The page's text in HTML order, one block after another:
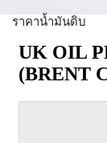
ราคาน้ำมันดิบ